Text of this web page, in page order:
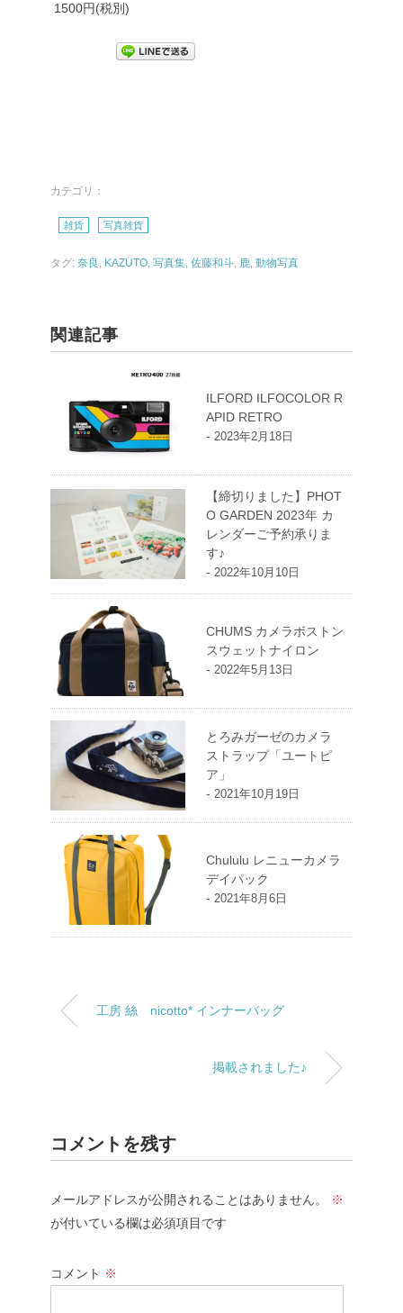
1500円(税別)
カテゴリ：
雑貨 写真雑貨
タグ: 奈良 , KAZUTO, 写真集, 佐藤和斗, 鹿, 動物写真
関連記事
ILFORD ILFOCOLOR R
APID RETRO
- 2023年2月18日
【締切りました】PHOT
O GARDEN 2023年 カ
レンダーご予約承りま
す♪
- 2022年10月10日
CHUMS カメラボストン
スウェットナイロン
- 2022年5月13日
とろみガーゼのカメラ
ストラップ「ユートピ
ア」
- 2021年10月19日
Chululu レニューカメラ
デイパック
- 2021年8月6日
工房 絲 nicotto* インナーバッグ
掲載されました♪
コメントを残す
メールアドレスが公開されることはありません。
※
が付いている欄は必須項目です
コメント ※